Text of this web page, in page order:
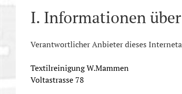
I. Informationen
Verantwortlicher Anbieter dieses
Textilreinigung W.Mammen
Voltastrasse 78